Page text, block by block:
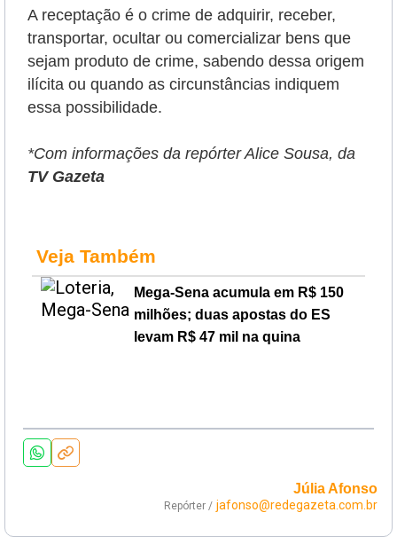
A receptação é o crime de adquirir, receber,
transportar, ocultar ou comercializar bens que
sejam produto de crime, sabendo dessa origem
ilícita ou quando as circunstâncias indiquem
essa possibilidade.
*Com informações da repórter Alice Sousa, da
TV Gazeta
Veja Também
Mega-Sena acumula em R$ 150
milhões; duas apostas do ES
levam R$ 47 mil na quina
Júlia Afonso
Repórter / jafonso@redegazeta.com.br